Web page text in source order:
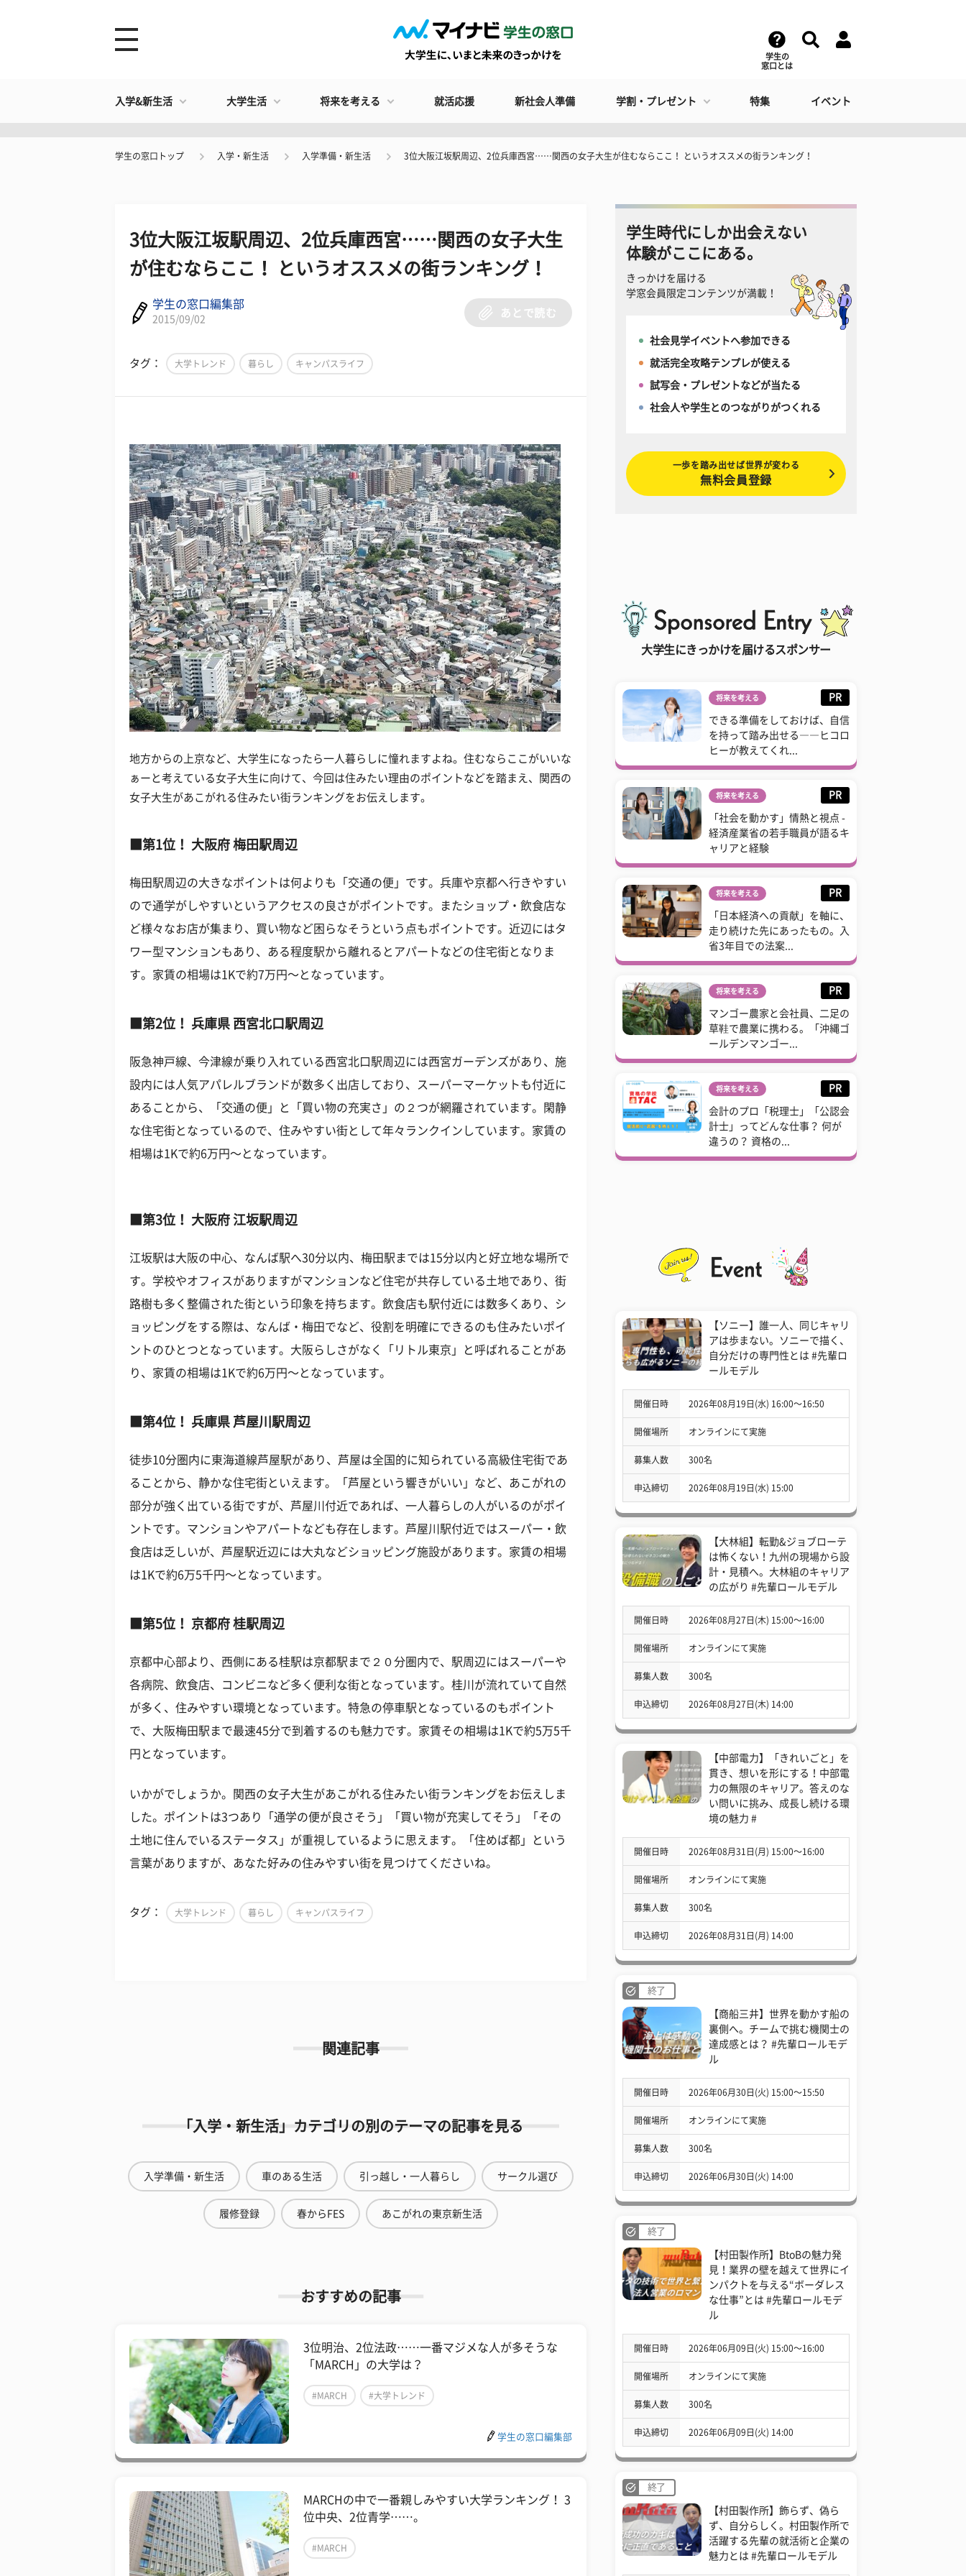
学生の
窓口とは
入学&新生活 大学生活 将来を考える 就活応援 新社会人準備 学割・プレゼント 特集 イベント
学生の窓口トップ 入学・新生活 入学準備・新生活 3位大阪江坂駅周辺、2位兵庫西宮……関西の女子大生が住むならここ！ というオススメの街ランキング！
3位大阪江坂駅周辺、2位兵庫西宮……関西の女子大生
が住むならここ！ というオススメの街ランキング！
学生の窓口編集部
2015/09/02
あとで読む
タグ： 大学トレンド 暮らし キャンパスライフ
地方からの上京など、大学生になったら一人暮らしに憧れますよね。住むならここがいいな
ぁーと考えている女子大生に向けて、今回は住みたい理由のポイントなどを踏まえ、関西の
女子大生があこがれる住みたい街ランキングをお伝えします。
■第1位！ 大阪府 梅田駅周辺
梅田駅周辺の大きなポイントは何よりも「交通の便」です。兵庫や京都へ行きやすい
ので通学がしやすいというアクセスの良さがポイントです。またショップ・飲食店な
ど様々なお店が集まり、買い物など困らなそうという点もポイントです。近辺にはタ
ワー型マンションもあり、ある程度駅から離れるとアパートなどの住宅街となりま
す。家賃の相場は1Kで約7万円〜となっています。
■第2位！ 兵庫県 西宮北口駅周辺
阪急神戸線、今津線が乗り入れている西宮北口駅周辺には西宮ガーデンズがあり、施
設内には人気アパレルブランドが数多く出店しており、スーパーマーケットも付近に
あることから、「交通の便」と「買い物の充実さ」の２つが網羅されています。閑静
な住宅街となっているので、住みやすい街として年々ランクインしています。家賃の
相場は1Kで約6万円〜となっています。
■第3位！ 大阪府 江坂駅周辺
江坂駅は大阪の中心、なんば駅へ30分以内、梅田駅までは15分以内と好立地な場所で
す。学校やオフィスがありますがマンションなど住宅が共存している土地であり、街
路樹も多く整備された街という印象を持ちます。飲食店も駅付近には数多くあり、シ
ョッピングをする際は、なんば・梅田でなど、役割を明確にできるのも住みたいポイ
ントのひとつとなっています。大阪らしさがなく「リトル東京」と呼ばれることがあ
り、家賃の相場は1Kで約6万円〜となっています。
■第4位！ 兵庫県 芦屋川駅周辺
徒歩10分圏内に東海道線芦屋駅があり、芦屋は全国的に知られている高級住宅街であ
ることから、静かな住宅街といえます。「芦屋という響きがいい」など、あこがれの
部分が強く出ている街ですが、芦屋川付近であれば、一人暮らしの人がいるのがポイ
ントです。マンションやアパートなども存在します。芦屋川駅付近ではスーパー・飲
食店は乏しいが、芦屋駅近辺には大丸などショッピング施設があります。家賃の相場
は1Kで約6万5千円〜となっています。
■第5位！ 京都府 桂駅周辺
京都中心部より、西側にある桂駅は京都駅まで２０分圏内で、駅周辺にはスーパーや
各病院、飲食店、コンビニなど多く便利な街となっています。桂川が流れていて自然
が多く、住みやすい環境となっています。特急の停車駅となっているのもポイント
で、大阪梅田駅まで最速45分で到着するのも魅力です。家賃その相場は1Kで約5万5千
円となっています。
いかがでしょうか。関西の女子大生があこがれる住みたい街ランキングをお伝えしま
した。ポイントは3つあり「通学の便が良さそう」「買い物が充実してそう」「その
土地に住んでいるステータス」が重視しているように思えます。「住めば都」という
言葉がありますが、あなた好みの住みやすい街を見つけてくださいね。
タグ： 大学トレンド 暮らし キャンパスライフ
関連記事
「入学・新生活」カテゴリの別のテーマの記事を見る
入学準備・新生活 車のある生活 引っ越し・一人暮らし サークル選び
履修登録 春からFES あこがれの東京新生活
おすすめの記事
3位明治、2位法政……一番マジメな人が多そうな
「MARCH」の大学は？
#MARCH #大学トレンド
学生の窓口編集部
MARCHの中で一番親しみやすい大学ランキング！ 3
位中央、2位青学……。
#MARCH
学生時代にしか出会えない
体験がここにある。
きっかけを届ける
学窓会員限定コンテンツが満載！
社会見学イベントへ参加できる
就活完全攻略テンプレが使える
試写会・プレゼントなどが当たる
社会人や学生とのつながりがつくれる
一歩を踏み出せば世界が変わる
無料会員登録
大学生にきっかけを届けるスポンサー
将来を考える PR
できる準備をしておけば、自信
を持って踏み出せる――ヒコロ
ヒーが教えてくれ...
将来を考える PR
「社会を動かす」情熱と視点 -
経済産業省の若手職員が語るキ
ャリアと経験
将来を考える PR
「日本経済への貢献」を軸に、
走り続けた先にあったもの。入
省3年目での法案...
将来を考える PR
マンゴー農家と会社員、二足の
草鞋で農業に携わる。「沖縄ゴ
ールデンマンゴー...
将来を考える PR
会計のプロ「税理士」「公認会
計士」ってどんな仕事？ 何が
違うの？ 資格の...
【ソニー】誰一人、同じキャリ
アは歩まない。ソニーで描く、
自分だけの専門性とは #先輩ロ
ールモデル
開催日時 2026年08月19日(水) 16:00〜16:50
開催場所 オンラインにて実施
募集人数 300名
申込締切 2026年08月19日(水) 15:00
【大林組】転勤&ジョブローテ
は怖くない！九州の現場から設
計・見積へ。大林組のキャリア
の広がり #先輩ロールモデル
開催日時 2026年08月27日(木) 15:00〜16:00
開催場所 オンラインにて実施
募集人数 300名
申込締切 2026年08月27日(木) 14:00
【中部電力】「きれいごと」を
貫き、想いを形にする！中部電
力の無限のキャリア。答えのな
い問いに挑み、成長し続ける環
境の魅力 #
開催日時 2026年08月31日(月) 15:00〜16:00
開催場所 オンラインにて実施
募集人数 300名
申込締切 2026年08月31日(月) 14:00
終了
【商船三井】世界を動かす船の
裏側へ。チームで挑む機関士の
達成感とは？ #先輩ロールモデ
ル
開催日時 2026年06月30日(火) 15:00〜15:50
開催場所 オンラインにて実施
募集人数 300名
申込締切 2026年06月30日(火) 14:00
終了
【村田製作所】BtoBの魅力発
見！業界の壁を越えて世界にイ
ンパクトを与える“ボーダレス
な仕事”とは #先輩ロールモデ
ル
開催日時 2026年06月09日(火) 15:00〜16:00
開催場所 オンラインにて実施
募集人数 300名
申込締切 2026年06月09日(火) 14:00
終了
【村田製作所】飾らず、偽ら
ず、自分らしく。村田製作所で
活躍する先輩の就活術と企業の
魅力とは #先輩ロールモデル